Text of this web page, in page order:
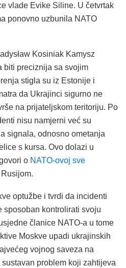
vlade Evike Siline. U četvrtak
ponovno uzbunila NATO
Kosiniak Kamysz
biti preciznija sa svojim
stigla su iz Estonije i
da Ukrajinci sigurno ne
na prijateljskom teritoriju. Po
nisu namjerni već su
signala, odnosno ometanja
s kursa. Ovo dolazi u
o NATO-ovoj sve
optužbe i tvrdi da incidenti
kontrolirati svoju
članice NATO-a u tome
Moskve upadi ukrajinskih
vojnog saveza na
problem koji zahtijeva